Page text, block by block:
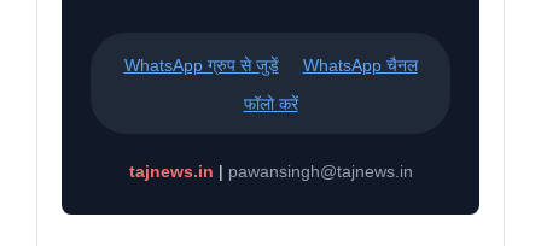
WhatsApp ग्रुप से जुड़ें
WhatsApp चैनल
फॉलो करें
tajnews.in | pawansingh@tajnews.in